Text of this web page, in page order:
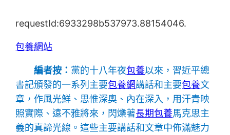
requestId:6933298b537973.88154046.
包養網站
編者按： 黨的十八年夜包養以來，習近平總
書記頒發的一系列主要包養網講話和主要包養文
章，作風光鮮、思惟深奧、內在深入，用汗青映
照實際、遠不雅將來，閃爍著長期包養馬克思主
義的真諦光線。這些主要講話和文章中佈滿魅力